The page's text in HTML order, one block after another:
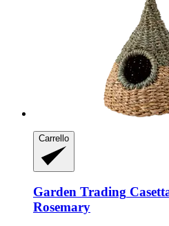
Carrello
Garden Trading
Rosemary